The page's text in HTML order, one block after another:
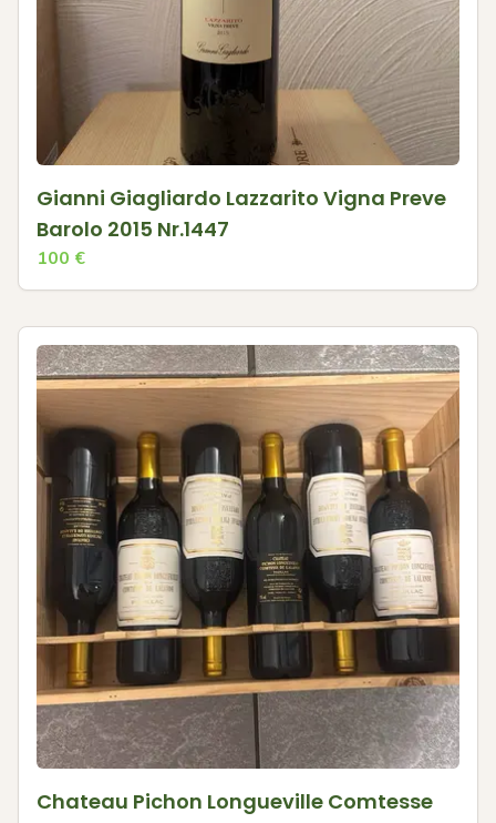
Gianni Giagliardo Lazzarito Vigna Preve
Barolo 2015 Nr.1447
100 €
Chateau Pichon Longueville Comtesse